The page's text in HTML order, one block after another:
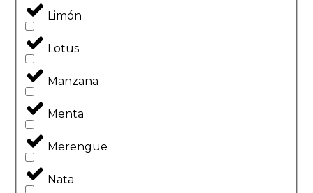
Limón
Lotus
Manzana
Menta
Merengue
Nata